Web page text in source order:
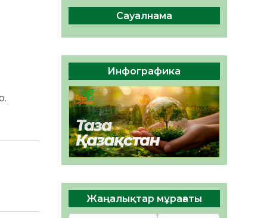
беруге дайын
ӘРБІР ДАУЫС – ҚОҒАМ
ДАМУЫНА ҚОСЫЛҒАН
ҮЛЕС
05.08.2026
39 0
Сауалнама
Инфографика
Жаңалықтар мұрағаты